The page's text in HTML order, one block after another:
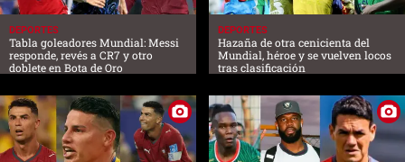
DEPORTES
Tabla goleadores Mundial: Messi
responde, revés a CR7 y otro
doblete en Bota de Oro
DEPORTES
Hazaña de otra cenicienta del
Mundial, héroe y se vuelven locos
tras clasificación